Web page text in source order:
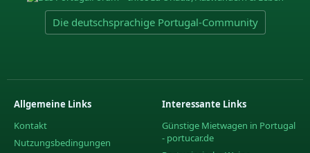
Die deutschsprachige Portugal-Community
Allgemeine Links
Kontakt
Nutzungsbedingungen
Interessante Links
Günstige Mietwagen in Portugal
- portucar.de